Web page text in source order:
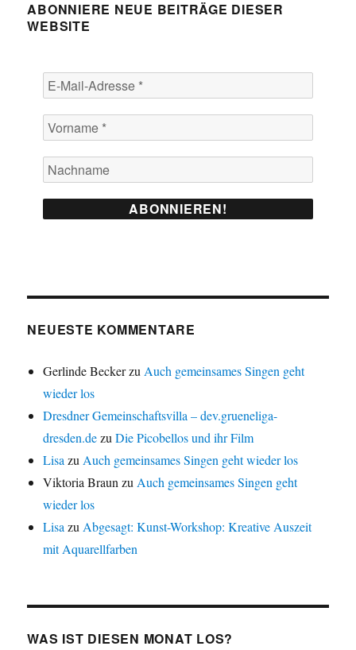
ABONNIERE NEUE BEITRÄGE DIESER
WEBSITE
NEUESTE KOMMENTARE
Gerlinde Beckerzu Auch gemeinsames Singen geht
wieder los
Dresdner Gemeinschaftsvilla – dev.grueneliga-
dresden.dezuDie Picobellos und ihr Film
Lisa zu Auch gemeinsames Singen geht wieder los
Viktoria Braun zu Auch gemeinsames Singen geht
wieder los
Lisa zu Abgesagt: Kunst-Workshop: Kreative Auszeit
mit Aquarellfarben
WAS IST DIESEN MONAT LOS?